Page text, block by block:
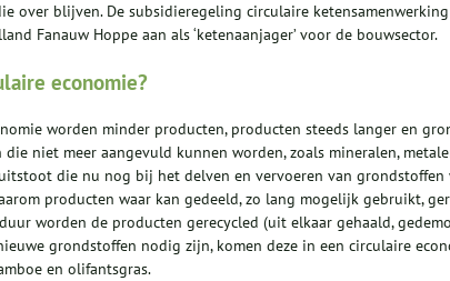
over blijven. De subsidieregeling circulaire
Fanauw Hoppe aan als ‘ketenaanjager’ voor de bouwsector.
economie?
worden minder producten, producten steeds langer en
niet meer aangevuld kunnen worden, zoals mineralen,
die nu nog bij het delven en vervoeren van
producten waar kan gedeeld, zo lang mogelijk gebruikt,
worden de producten gerecycled (uit elkaar gehaald,
grondstoffen nodig zijn, komen deze in een circulaire
en olifantsgras.